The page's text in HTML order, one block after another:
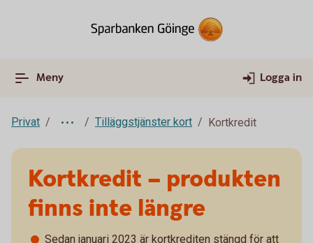
Meny Logga in
Privat Tilläggstjänster kort Kortkredit
Kortkredit – produkten
finns inte längre
Sedan januari 2023 är kortkrediten stängd för att